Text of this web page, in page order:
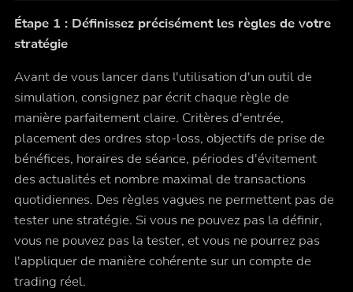
Étape 1 : Définissez précisément les règles de votre
stratégie
Avant de vous lancer dans l'utilisation d'un outil de
simulation, consignez par écrit chaque règle de
manière parfaitement claire. Critères d'entrée,
placement des ordres stop-loss, objectifs de prise de
bénéfices, horaires de séance, périodes d'évitement
des actualités et nombre maximal de transactions
quotidiennes. Des règles vagues ne permettent pas de
tester une stratégie. Si vous ne pouvez pas la définir,
vous ne pouvez pas la tester, et vous ne pourrez pas
l'appliquer de manière cohérente sur un compte de
trading réel.